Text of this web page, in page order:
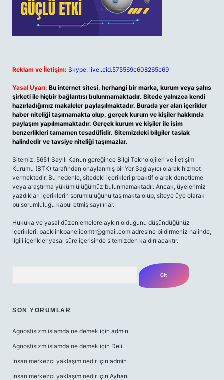
Reklam ve İletişim: Skype: live:.cid.575569c608265c69
Yasal Uyarı: Bu internet sitesi, herhangi bir marka, kurum veya şahıs
şirketi ile hiçbir bağlantısı bulunmamaktadır. Sitede yalnızca kendi
hazırladığımız makaleler paylaşılmaktadır. Burada yer alan içerikler
haber niteliği taşımamakta olup, gerçek kurum ve kişiler hakkında
paylaşım yapılmamaktadır. Gerçek kurum ve kişiler ile isim
benzerlikleri tamamen tesadüfidir. Sitemizdeki bilgiler taslak
halindedir ve tavsiye niteliği taşımazlar.
Sitemiz, 5651 Sayılı Kanun gereğince Bilgi Teknolojileri ve İletişim
Kurumu (BTK) tarafından onaylanmış bir Yer Sağlayıcı olarak hizmet
vermektedir. Bu nedenle, sitedeki içerikleri proaktif olarak denetleme
veya araştırma yükümlülüğümüz bulunmamaktadır. Ancak, üyelerimiz
yazdıkları içeriklerin sorumluluğunu taşımakta olup, siteye üye olarak
bu sorumluluğu kabul etmiş sayılırlar.
Hukuka ve yasal düzenlemelere aykırı olduğunu düşündüğünüz
içerikleri, backlinkpanelicomtr@gmail.com adresine bildirmeniz halinde,
ilgili içerikler yasal süre içerisinde sitemizden kaldırılacaktır.
SON YORUMLAR
Agnostisizm islamda ne demek için admin
Agnostisizm islamda ne demek için Deli
İnsan merkezci yaklaşım nedir için admin
İnsan merkezci yaklaşım nedir için Ayhan